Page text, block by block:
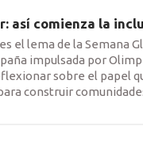
así comienza la
el lema de la Semana
impulsada por
sobre el papel
construir